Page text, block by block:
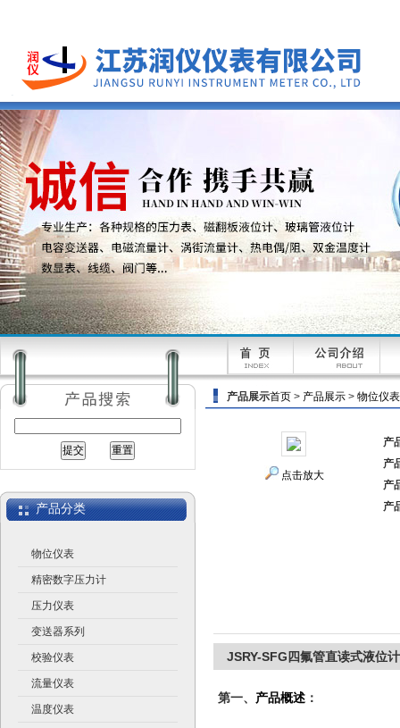
产品分类
物位仪表
精密数字压力计
压力仪表
变送器系列
校验仪表
流量仪表
温度仪表
产品展示首页 > 产品展示 > 物位仪表
点击放大
产
产
产
产
JSRY-SFG四氟管直读式液位计
第一、 产品概述 ：